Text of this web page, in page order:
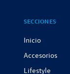
SECCIONES
Inicio
Accesorios
Lifestyle